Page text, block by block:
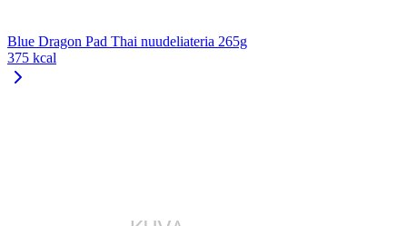
Blue Dragon Pad Thai nuudeliateria 265g
375 kcal